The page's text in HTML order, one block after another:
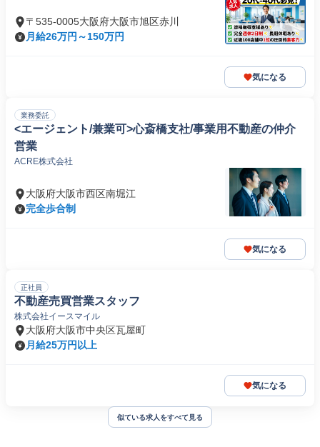
〒535-0005大阪府大阪市旭区赤川
月給26万円～150万円
気になる
業務委託
<エージェント/兼業可>心斎橋支社/事業用不動産の仲介
営業
ACRE株式会社
大阪府大阪市西区南堀江
完全歩合制
気になる
正社員
不動産売買営業スタッフ
株式会社イースマイル
大阪府大阪市中央区瓦屋町
月給25万円以上
気になる
似ている求人をすべて見る